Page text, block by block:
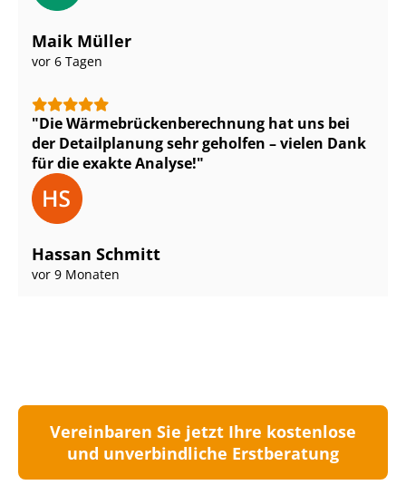
Maik Müller
vor 6 Tagen
Die Wär­me­brü­cken­be­rech­nung hat uns bei
der Detailplanung sehr geholfen – vielen Dank
für die exakte Analyse!
Hassan Schmitt
vor 9 Monaten
Vereinbaren Sie jetzt Ihre kostenlose
und unverbindliche Erstberatung